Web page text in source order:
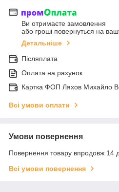
Ви отримаєте замовлення
або гроші повернуться на
Детальніше
Післяплата
Оплата на рахунок
Картка ФОП Ляхов Михайло
Всі умови оплати
Умови повернення
Повернення товару впродовж 14
Всі умови повернення